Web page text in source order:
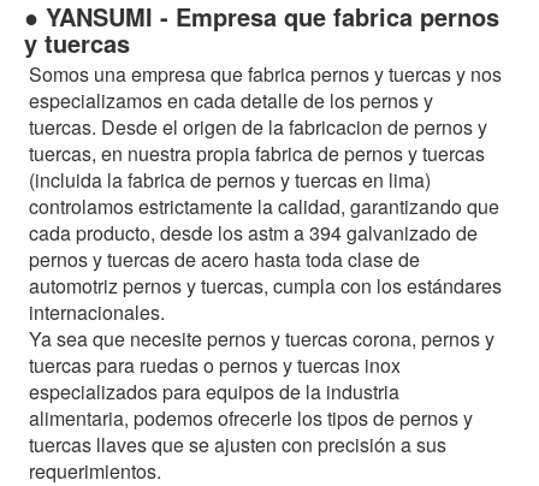
● YANSUMI - Empresa que fabrica pernos
y tuercas
Somos una empresa que fabrica pernos y tuercas y nos
especializamos en cada detalle de los pernos y
tuercas. Desde el origen de la fabricacion de pernos y
tuercas, en nuestra propia fabrica de pernos y tuercas
(incluida la fabrica de pernos y tuercas en lima)
controlamos estrictamente la calidad, garantizando que
cada producto, desde los astm a 394 galvanizado de
pernos y tuercas de acero hasta toda clase de
automotriz pernos y tuercas, cumpla con los estándares
internacionales.
Ya sea que necesite pernos y tuercas corona, pernos y
tuercas para ruedas o pernos y tuercas inox
especializados para equipos de la industria
alimentaria, podemos ofrecerle los tipos de pernos y
tuercas llaves que se ajusten con precisión a sus
requerimientos.